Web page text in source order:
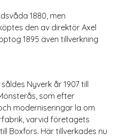
1880, men
den av direktör Axel
1895 även tillverkning
Nyverk år 1907 till
som efter
moderniseringar la om
varvid företagets
Boxfors. Här tillverkades nu